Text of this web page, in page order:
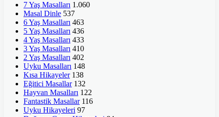
7 Yaş Masalları 1.060
Masal Dinle 537
6 Yaş Masalları 463
5 Yaş Masalları 436
4 Yaş Masalları 433
3 Yaş Masalları 410
2 Yaş Masalları 402
Uyku Masalları 148
Kısa Hikayeler 138
Eğitici Masallar 132
Hayvan Masalları 122
Fantastik Masallar 116
Uyku Hikayeleri 97